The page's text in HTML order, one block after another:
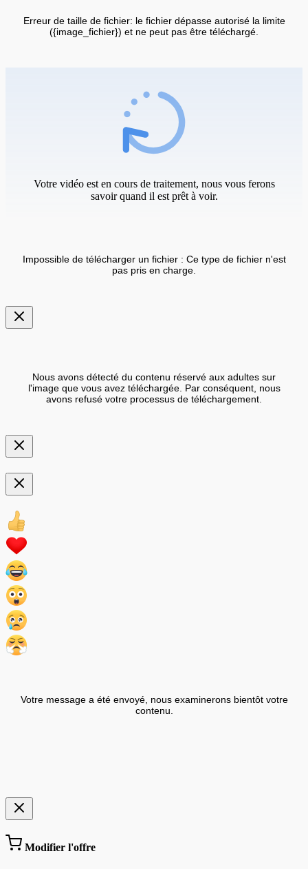
Erreur de taille de fichier: le fichier dépasse autorisé la limite
({image_fichier}) et ne peut pas être téléchargé.
Votre vidéo est en cours de traitement, nous vous ferons
savoir quand il est prêt à voir.
Impossible de télécharger un fichier : Ce type de fichier n'est
pas pris en charge.
Nous avons détecté du contenu réservé aux adultes sur
l'image que vous avez téléchargée. Par conséquent, nous
avons refusé votre processus de téléchargement.
Votre message a été envoyé, nous examinerons bientôt votre
contenu.
Modifier l'offre